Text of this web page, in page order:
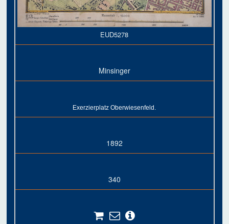
EUD5278
Minsinger
Exerzierplatz Oberwiesenfeld.
1892
340